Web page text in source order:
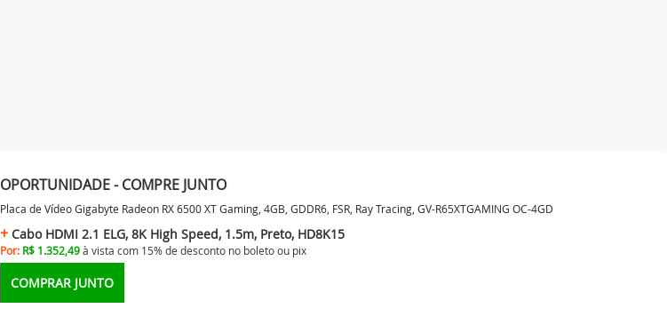
OPORTUNIDADE - COMPRE JUNTO
Placa de Vídeo Gigabyte Radeon RX 6500 XT Gaming, 4GB, GDDR6, FSR, Ray Tracing, GV-R65XTGAMING OC-4GD
Cabo HDMI 2.1 ELG, 8K High Speed, 1.5m, Preto, HD8K15
Por: R$ 1.352,49à vista com 15% de desconto no boleto oupix
COMPRAR JUNTO